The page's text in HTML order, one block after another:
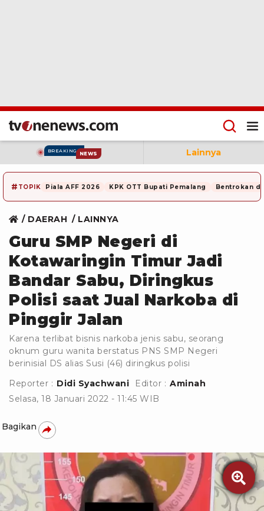
BREAKING NEWS Lainnya
# TOPIK Piala AFF 2026 KPK OTT Bupati Pemalang Bentrokan di
DAERAH LAINNYA
Guru SMP Negeri di
Kotawaringin Timur Jadi
Bandar Sabu, Diringkus
Polisi saat Jual Narkoba di
Pinggir Jalan
Karena terlibat bisnis narkoba jenis sabu, seorang
oknum guru wanita berstatus PNS SMP Negeri
berinisial DS alias Susi (46) diringkus polisi
Reporter : Didi Syachwani Editor : Aminah
Selasa, 18 Januari 2022 - 11:45 WIB
Bagikan
